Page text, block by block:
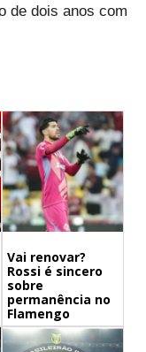
de dois anos com
Vai renovar?
Rossi é sincero
sobre
permanência no
Flamengo